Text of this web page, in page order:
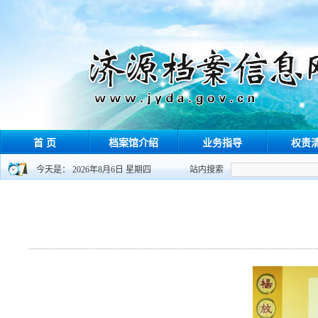
首 页 档案馆介绍 业务指导 权责
今天是： 2026年8月6日 星期四 站内搜索